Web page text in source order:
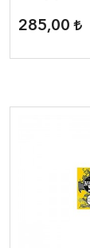
285,00